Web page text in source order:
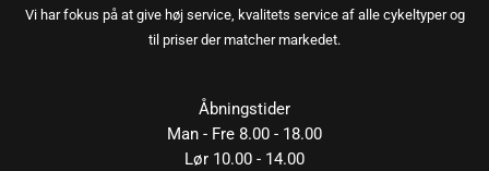
Vi har fokus på at give høj service, kvalitets service af alle cykeltyper og
til priser der matcher markedet.
Åbningstider
Man - Fre 8.00 - 18.00
Lør 10.00 - 14.00